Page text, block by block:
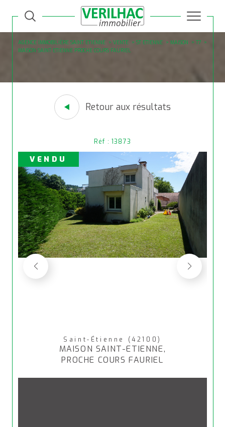
AGENCE IMMOBILIÈRE SAINT ETIENNE VENTE ST ETIENNE MAISON
T7
MAISON SAINT ETIENNE PROCHE COURS FAURIEL
Retour aux résultats
Réf : 13873
VENDU
Saint-Étienne (42100)
MAISON SAINT-ETIENNE,
PROCHE COURS FAURIEL